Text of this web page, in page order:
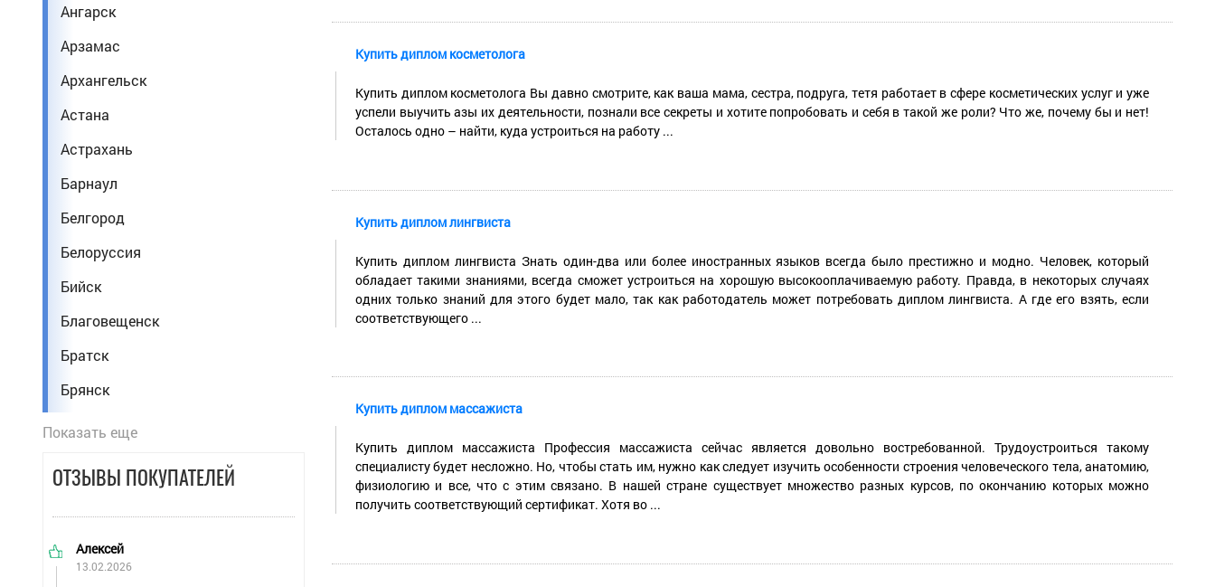
Повар
Программист
Психолог
Сантехник
Сварщик
Стоматолог
Строитель
Техник
Тренер по фитнесу
Фармацевт
Фельдшер
Экономист
Энергетик
Юрист
Ангарск
Арзамас
Архангельск
Астана
Астрахань
Барнаул
Белгород
Белоруссия
Бийск
Благовещенск
Братск
Брянск
Волжский
Показать еще
ОТЗЫВЫ ПОКУПАТЕЛЕЙ
Алексей
13.02.2026
Купить диплом косметолога
Купить диплом косметолога Вы давно смотрите, как ваша мама, сестра, подруга, тетя работает в сфере косметических услуг и уже
успели выучить азы их деятельности, познали все секреты и хотите попробовать и себя в такой же роли? Что же, почему бы и нет!
Осталось одно – найти, куда устроиться на работу ...
Купить диплом лингвиста
Купить диплом лингвиста Знать один-два или более иностранных языков всегда было престижно и модно. Человек, который
обладает такими знаниями, всегда сможет устроиться на хорошую высокооплачиваемую работу. Правда, в некоторых случаях
одних только знаний для этого будет мало, так как работодатель может потребовать диплом лингвиста. А где его взять, если
соответствующего ...
Купить диплом массажиста
Купить диплом массажиста Профессия массажиста сейчас является довольно востребованной. Трудоустроиться такому
специалисту будет несложно. Но, чтобы стать им, нужно как следует изучить особенности строения человеческого тела, анатомию,
физиологию и все, что с этим связано. В нашей стране существует множество разных курсов, по окончанию которых можно
получить соответствующий сертификат. Хотя во ...